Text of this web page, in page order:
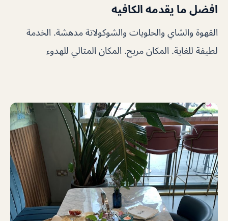
افضل ما يقدمه الكافيه
القهوة والشاي والحلويات والشوكولاتة مدهشة. الخدمة
لطيفة للغاية. المكان مريح. المكان المثالي للهدوء